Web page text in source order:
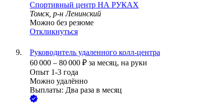
Спортивный центр НА РУКАХ
Томск, р-н Ленинский
Можно без резюме
Откликнуться
Руководитель удаленного колл-центра
60 000 – 80 000 ₽ за месяц, на руки
Опыт 1-3 года
Можно удалённо
Выплаты: Два раза в месяц